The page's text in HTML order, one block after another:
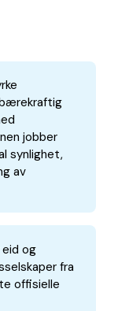
jobber
synlighet,
av
og
fra
offisielle